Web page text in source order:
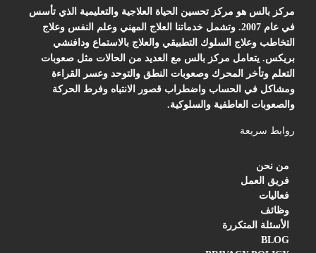
مركز بالس هو مركز تحسين الحياة العلاجية والتعليمية الذي تأسس
في عام 2007. وتشمل خدماتنا العلاج المهني وعلم النفس وعلاج
التخاطب وعلاج السلوك التطبيقي والعلاج بالاستماع ودافنشي
بريكس. يتعامل مركز بالس مع العديد من الحالات مثل صعوبات
التعلم وتأخر المحرك وصعوبات النطق والتوحد وعسر القراءة
ومشاكل في الحساب واضطراب قصور الانتباه وفرط الحركة
والصعوبات العاطفية والسلوكية.
روابط سريعة
من نحن
فريق العمل
فعاليات
وظائف
الأسئلة المتكررة
BLOG